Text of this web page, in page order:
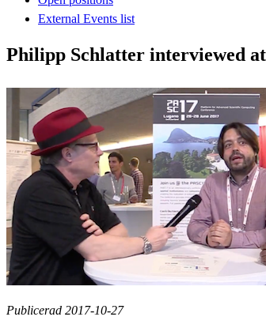
External Events list
Philipp Schlatter interviewed at
Publicerad 2017-10-27